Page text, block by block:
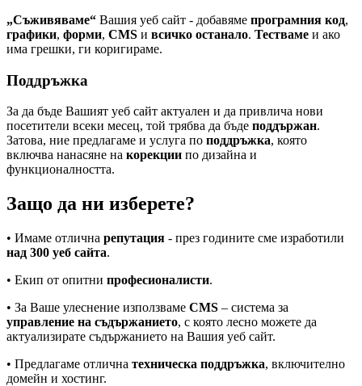
„Съживяваме“ Вашия уеб сайт - добавяме програмния код,
графики, форми, CMS и всичко останало. Тестваме и ако
има грешки, ги коригираме.
Поддръжка
За да бъде Вашият уеб сайт актуален и да привлича нови
посетители всеки месец, той трябва да бъде поддържан.
Затова, ние предлагаме и услуга по поддръжка, която
включва нанасяне на корекции по дизайна и
функционалността.
Защо да ни изберете?
• Имаме отлична репутация - през годините сме изработили
над 300 уеб сайта.
• Екип от опитни професионалисти.
• За Ваше улеснение използваме CMS – система за
управление на съдържанието, с която лесно можете да
актуализирате съдържанието на Вашия уеб сайт.
• Предлагаме отлична техническа поддръжка, включително
домейн и хостинг.